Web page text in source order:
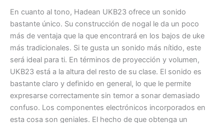
En cuanto al tono, Hadean UKB23 ofrece un sonido
bastante único. Su construcción de nogal le da un poco
más de ventaja que la que encontrará en los bajos de uke
más tradicionales. Si te gusta un sonido más nítido, este
será ideal para ti. En términos de proyección y volumen,
UKB23 está a la altura del resto de su clase. El sonido es
bastante claro y definido en general, lo que le permite
expresarse correctamente sin temor a sonar demasiado
confuso. Los componentes electrónicos incorporados en
esta cosa son geniales. El hecho de que obtenga un